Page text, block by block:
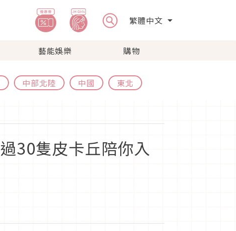
繁體中文
藝能娛樂 購物
中部北陸 中國 東北
30隻皮卡丘陪你入